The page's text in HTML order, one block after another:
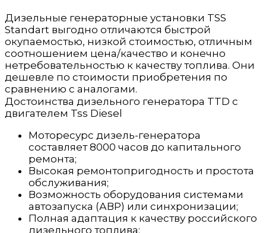
Дизельные генераторные установки TSS
Standart выгодно отличаются быстрой
окупаемостью, низкой стоимостью, отличным
соотношением цена/качество и конечно
нетребовательностью к качеству топлива. Они
дешевле по стоимости приобретения по
сравнению с аналогами.
Достоинства дизельного генератора TTD с
двигателем Tss Diesel
Моторесурс дизель-генератора
составляет 8000 часов до капитального
ремонта;
Высокая ремонтопригодность и простота
обслуживания;
Возможность оборудования системами
автозапуска (АВР) или синхронизации;
Полная адаптация к качеству российского
дизельного топлива;